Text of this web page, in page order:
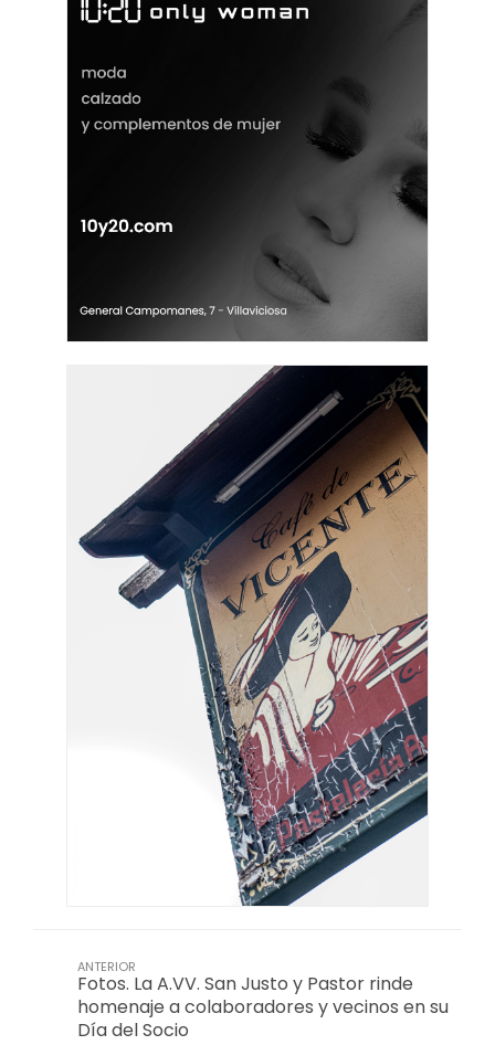
ANTERIOR
Fotos. La A.VV. San Justo y Pastor rinde
homenaje a colaboradores y vecinos en su
Día del Socio